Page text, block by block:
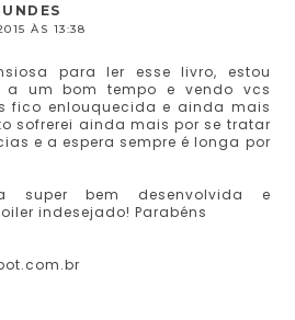
ÀS 13:38
para ler esse livro, estou
a um bom tempo e vendo vcs
fico enlouquecida e ainda mais
sofrerei ainda mais por se tratar
e a espera sempre é longa por
super bem desenvolvida e
indesejado! Parabéns